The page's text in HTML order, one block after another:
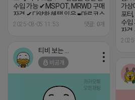
수입 가능 ✔MSPOT, MRWD 구매
자격 ✔다양한 혜택 있음 ■마르코스
팟 정보■ 블로그
https://marcospot.com ■마르
코스팟 세미나 초대장■
https://invitation.bizforms.co.kr/
(알 수 없음)님이 나갔습니다.
2025-08-05 11:53 댓글: 0개
가상
포터
수
자격
팟
코스
♣
비공개